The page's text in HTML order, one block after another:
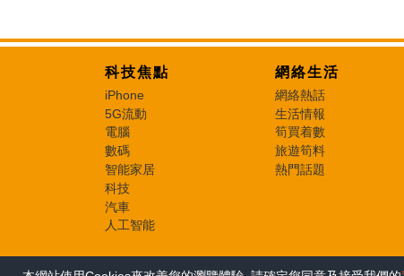
科技焦點
iPhone
5G流動
電腦
數碼
智能家居
科技
汽車
人工智能
網絡生活
網絡熱話
生活情報
筍買着數
旅遊筍料
熱門話題